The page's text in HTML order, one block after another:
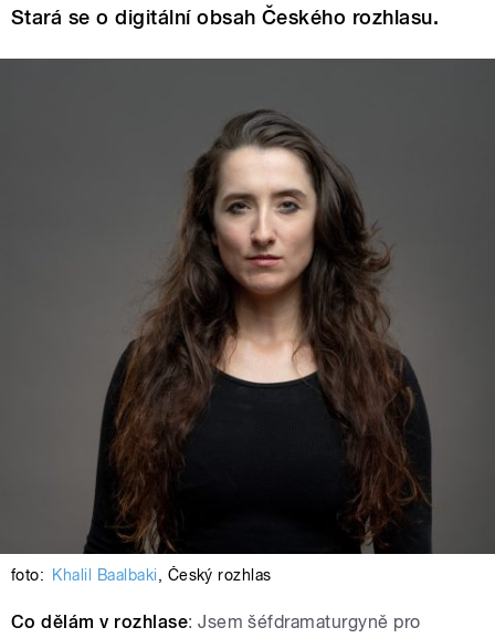
Stará se o digitální obsah Českého rozhlasu.
foto: Khalil Baalbaki, Český rozhlas
Co dělám v rozhlase: Jsem šéfdramaturgyně pro